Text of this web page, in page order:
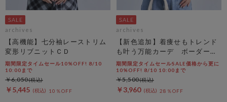
archives
【高機能】七分袖レーストリム
変形リブニットＣＤ
期間限定タイムセール10%OFF! 8/10
10:00まで
￥5,445 10％OFF
￥6,050
archives
【新色追加】着痩せもトレンド
も叶う万能カーデ ボーダーア
ソートハーフスリーブケーブル
ニットカーディガン
期間限定タイムセールSALE価格から更に
10%OFF! 8/10 10:00まで
￥3,960 28％OFF
￥5,500